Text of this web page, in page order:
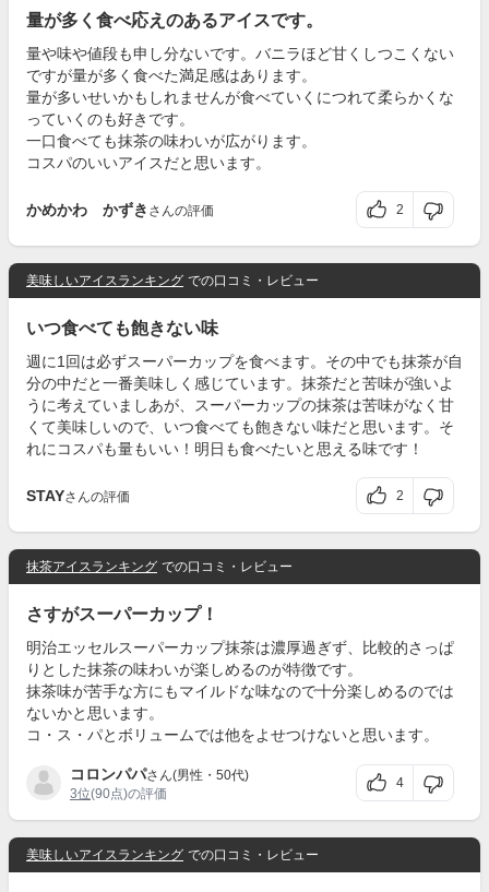
量が多く食べ応えのあるアイスです。
量や味や値段も申し分ないです。バニラほど甘くしつこくない
ですが量が多く食べた満足感はあります。
量が多いせいかもしれませんが食べていくにつれて柔らかくな
っていくのも好きです。
一口食べても抹茶の味わいが広がります。
コスパのいいアイスだと思います。
かめかわ かずき さんの評価 2
美味しいアイスランキング での口コミ・レビュー
いつ食べても飽きない味
週に1回は必ずスーパーカップを食べます。その中でも抹茶が自
分の中だと一番美味しく感じています。抹茶だと苦味が強いよ
うに考えていましあが、スーパーカップの抹茶は苦味がなく甘
くて美味しいので、いつ食べても飽きない味だと思います。そ
れにコスパも量もいい！明日も食べたいと思える味です！
STAYさんの評価 2
抹茶アイスランキング での口コミ・レビュー
さすがスーパーカップ！
明治エッセルスーパーカップ抹茶は濃厚過ぎず、比較的さっぱ
りとした抹茶の味わいが楽しめるのが特徴です。
抹茶味が苦手な方にもマイルドな味なので十分楽しめるのでは
ないかと思います。
コ・ス・パとボリュームでは他をよせつけないと思います。
コロンパパさん(男性・50代)
3位(90点)の評価
4
美味しいアイスランキング での口コミ・レビュー